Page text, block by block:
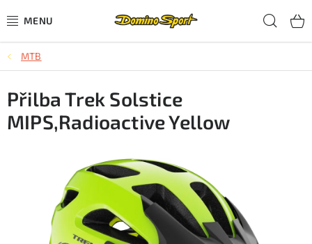
na
CYKLISTIKA
SJEZDOVÉ LYŽOVÁNÍ
SKIALPOVÉ LYŽOVÁNÍ
BĚŽECKÉ LYŽOVÁNÍ
OBLEČENÍ A OBUV
MTB
Přilba Trek Solstice
MIPS,Radioactive Yellow